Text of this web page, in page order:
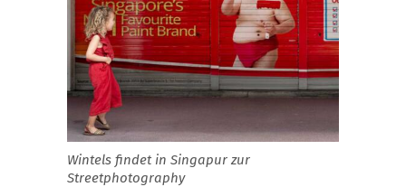
Wintels findet in Singapur zur
Streetphotography